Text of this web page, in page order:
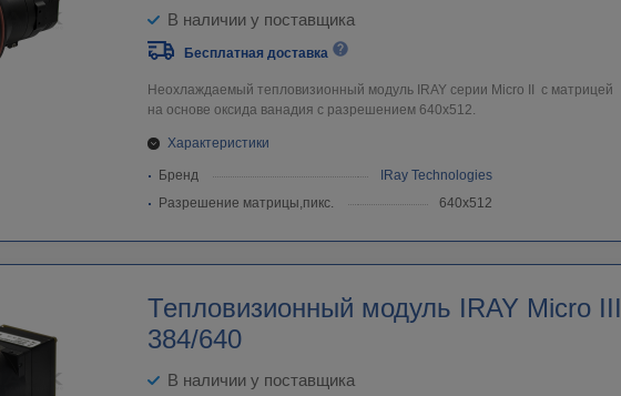
В наличии у поставщика
Бесплатная доставка
Неохлаждаемый тепловизионный модуль IRAY серии Micro II c матрицей
на основе оксида ванадия с разрешением 640х512.
Характеристики
Бренд
IRay Technologies
Разрешение матрицы,пикс.
640х512
Тепловизионный модуль IRAY Micro III
384/640
В наличии у поставщика